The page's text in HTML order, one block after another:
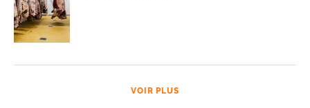
VOIR PLUS